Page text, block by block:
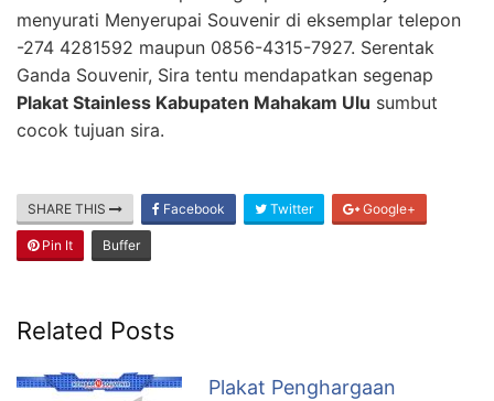
menyurati Menyerupai Souvenir di eksemplar telepon
-274 4281592 maupun 0856-4315-7927. Serentak
Ganda Souvenir, Sira tentu mendapatkan segenap
Plakat Stainless Kabupaten Mahakam Ulu sumbut
cocok tujuan sira.
SHARE THIS Facebook Twitter Google+
Pin It Buffer
Related Posts
Plakat Penghargaan